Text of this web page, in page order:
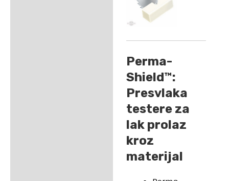
Perma-
Shield™:
Presvlaka
testere za
lak prolaz
kroz
materijal